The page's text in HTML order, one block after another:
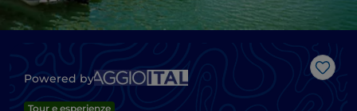
Like
Powered by
Tour e esperienze